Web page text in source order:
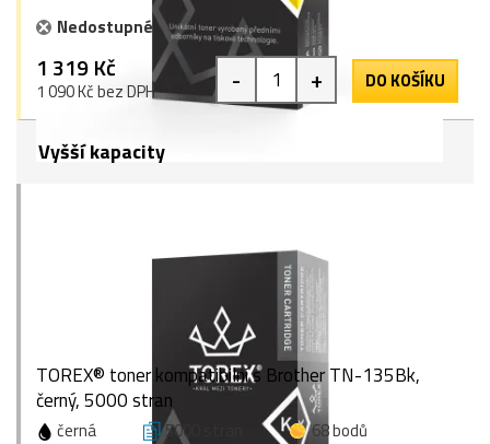
Nedostupné
1 319 Kč
1 090 Kč bez DPH - + DO KOŠÍKU
Vyšší kapacity
TOREX® toner kompatibilní s Brother TN-135Bk,
černý, 5000 stran
černá 5000 stran
68 bodů